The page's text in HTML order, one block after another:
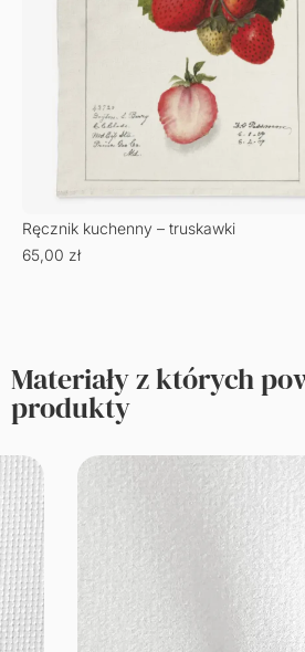
Ręcznik kuchenny – truskawki
65,00 zł
Materiały z których
produkty